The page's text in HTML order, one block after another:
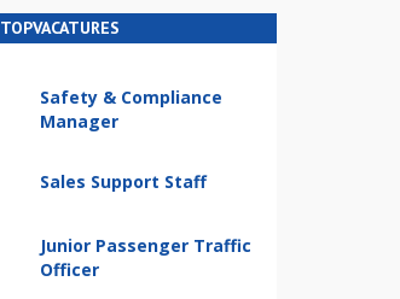
TOPVACATURES
Safety & Compliance
Manager
Sales Support Staff
Junior Passenger Traffic
Officer